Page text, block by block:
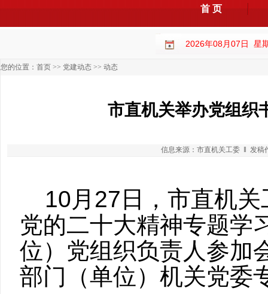
首 页
2026年08月07日 星
您的位置： 首页 >> 党建动态 >> 动态
市直机关举办党组织
信息来源：市直机关工委 ‖ 发
10月27日，市直机
党的二十大精神专题学
位）党组织负责人参加
部门（单位）机关党委